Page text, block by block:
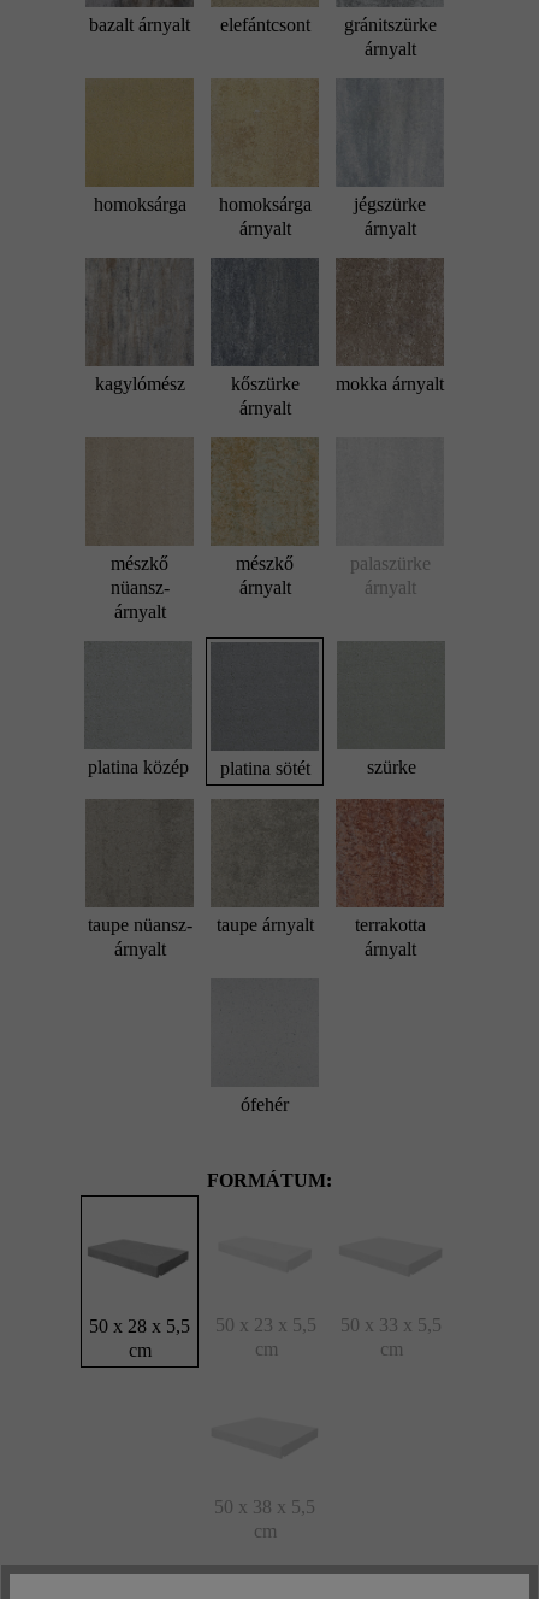
bazalt árnyalt elefántcsont
gránitszürke
árnyalt
homoksárga
homoksárga
árnyalt
jégszürke
árnyalt
kagylómész
kőszürke
árnyalt
mokka árnyalt
mészkő
nüansz-
árnyalt
mészkő
árnyalt
palaszürke
árnyalt
platina közép platina sötét szürke
taupe nüansz-
árnyalt
taupe árnyalt
terrakotta
árnyalt
ófehér
FORMÁTUM:
50 x 28 x 5,5
cm
50 x 23 x 5,5
cm
50 x 33 x 5,5
cm
50 x 38 x 5,5
cm